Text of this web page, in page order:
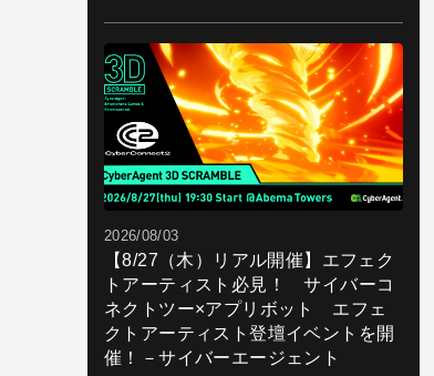
2026/08/03
【8/27（木）リアル開催】エフェク
トアーティスト必見！ サイバーコ
ネクトツー×アプリボット エフェ
クトアーティスト登壇イベントを開
催！－サイバーエージェント